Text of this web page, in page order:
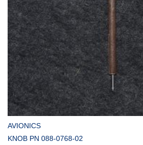
COMPRAR
AVIONICS
KNOB PN 088-0768-02